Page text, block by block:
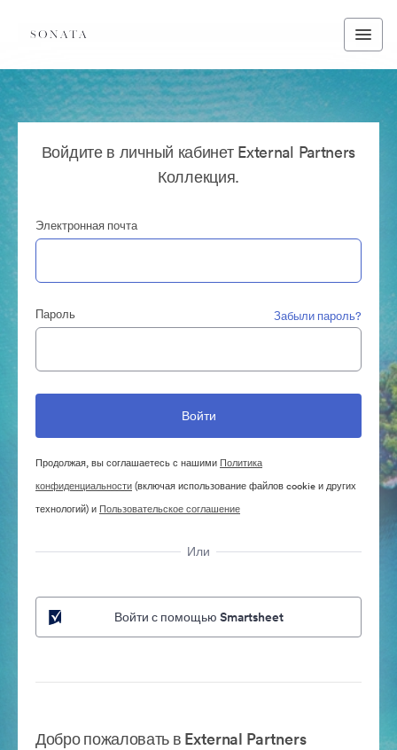
Войдите в личный кабинет External Partners
Коллекция.
Электронная почта
Пароль Забыли пароль?
Продолжая, вы соглашаетесь с нашими Политика
конфиденциальности(включая использование файлов cookie и других
технологий) и Пользовательское соглашение
Или
Войти с помощью Smartsheet
Добро пожаловать в External Partners